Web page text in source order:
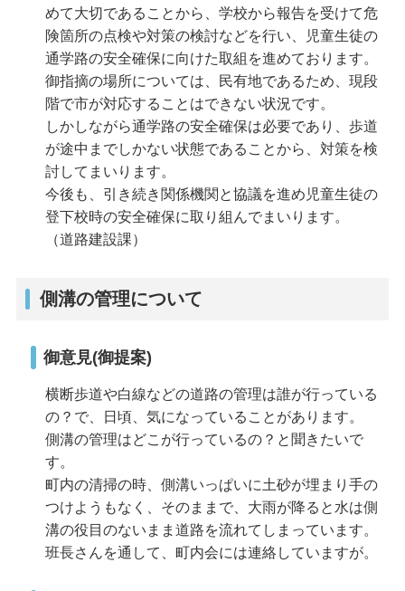
めて大切であることから、学校から報告を受けて危
険箇所の点検や対策の検討などを行い、児童生徒の
通学路の安全確保に向けた取組を進めております。
御指摘の場所については、民有地であるため、現段
階で市が対応することはできない状況です。
しかしながら通学路の安全確保は必要であり、歩道
が途中までしかない状態であることから、対策を検
討してまいります。
今後も、引き続き関係機関と協議を進め児童生徒の
登下校時の安全確保に取り組んでまいります。
（道路建設課）
側溝の管理について
御意見(御提案)
横断歩道や白線などの道路の管理は誰が行っている
の？で、日頃、気になっていることがあります。
側溝の管理はどこが行っているの？と聞きたいで
す。
町内の清掃の時、側溝いっぱいに土砂が埋まり手の
つけようもなく、そのままで、大雨が降ると水は側
溝の役目のないまま道路を流れてしまっています。
班長さんを通して、町内会には連絡していますが。